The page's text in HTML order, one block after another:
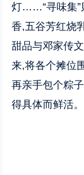
灯……“寻味集”
香,五谷芳红烧
甜品与邓家传
来,将各个摊位
再亲手包个粽
得具体而鲜活。